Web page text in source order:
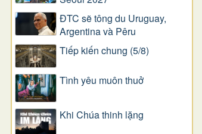
ĐTC sẽ tông du Uruguay,
Argentina và Pêru
Tiếp kiến chung (5/8)
Tình yêu muôn thuở
Khi Chúa thinh lặng